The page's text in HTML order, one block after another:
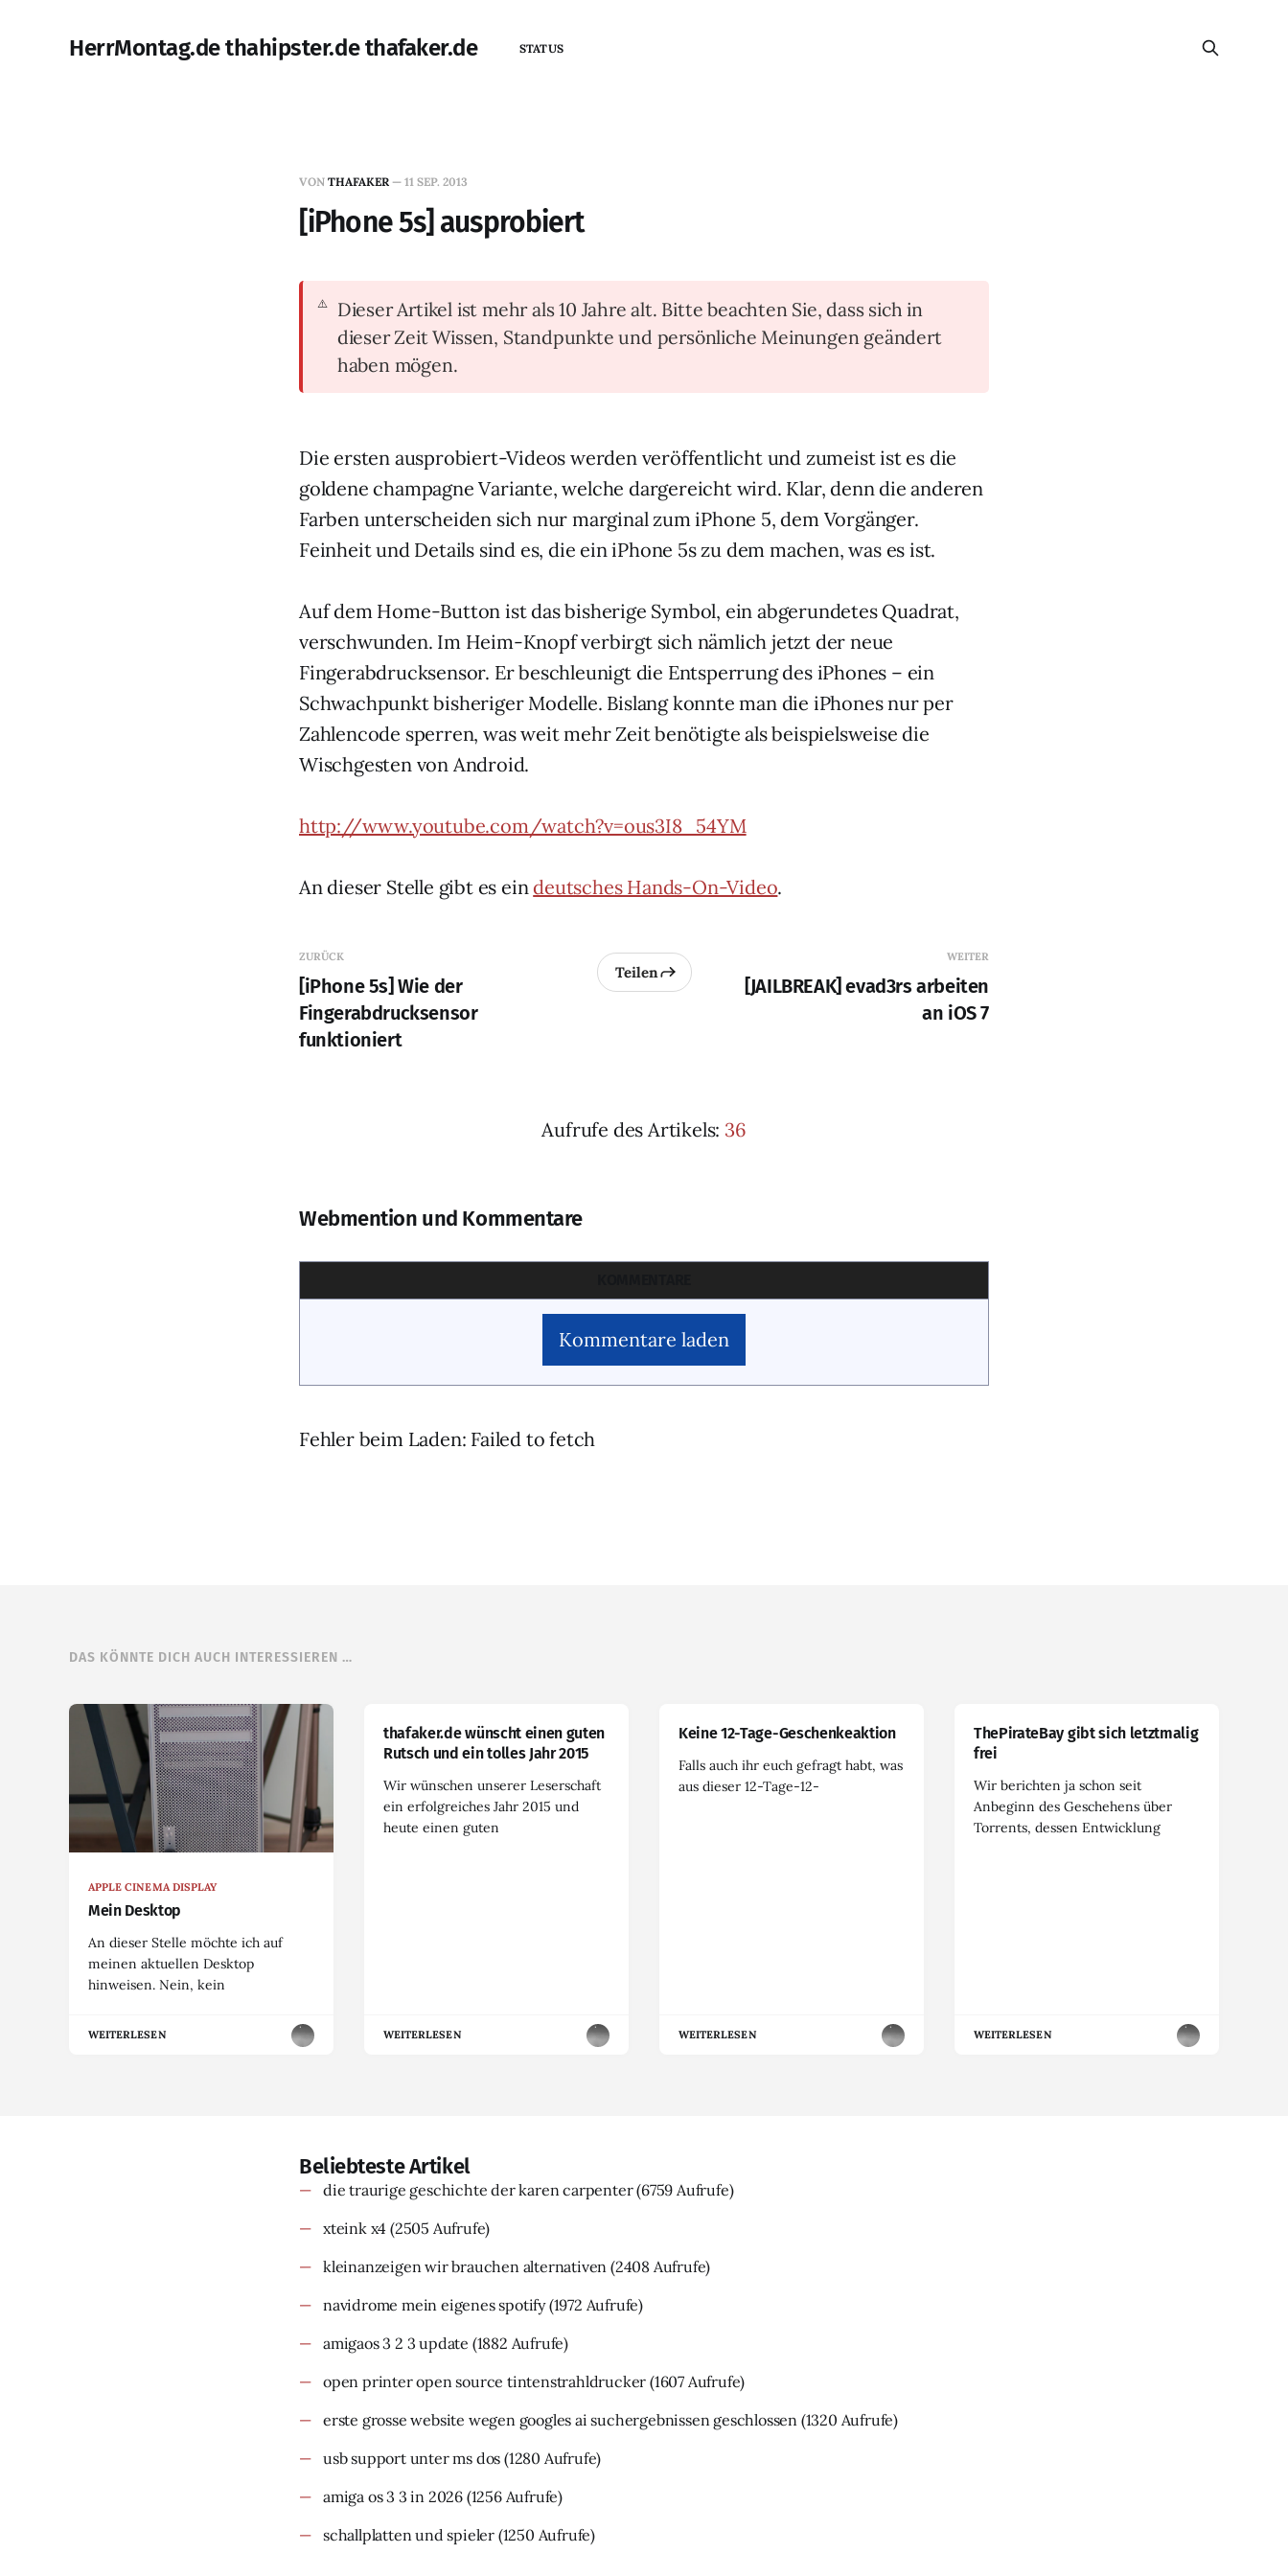
HerrMontag.de thahipster.de thafaker.de STATUS
VON THAFAKER — 11 SEP. 2013
[iPhone 5s] ausprobiert
Dieser Artikel ist mehr als 10 Jahre alt. Bitte beachten Sie, dass sich in
dieser Zeit Wissen, Standpunkte und persönliche Meinungen geändert
haben mögen.
Die ersten ausprobiert-Videos werden veröffentlicht und zumeist ist es die
goldene champagne Variante, welche dargereicht wird. Klar, denn die anderen
Farben unterscheiden sich nur marginal zum iPhone 5, dem Vorgänger.
Feinheit und Details sind es, die ein iPhone 5s zu dem machen, was es ist.
Auf dem Home-Button ist das bisherige Symbol, ein abgerundetes Quadrat,
verschwunden. Im Heim-Knopf verbirgt sich nämlich jetzt der neue
Fingerabdrucksensor. Er beschleunigt die Entsperrung des iPhones – ein
Schwachpunkt bisheriger Modelle. Bislang konnte man die iPhones nur per
Zahlencode sperren, was weit mehr Zeit benötigte als beispielsweise die
Wischgesten von Android.
http://www.youtube.com/watch?v=ous3I8_54YM
An dieser Stelle gibt es eindeutsches Hands-On-Video.
ZURÜCK
[iPhone 5s] Wie der
Fingerabdrucksensor
funktioniert
Teilen
WEITER
[JAILBREAK] evad3rs arbeiten
an iOS 7
Aufrufe des Artikels: 36
Webmention und Kommentare
Kommentare laden
Fehler beim Laden: Failed to fetch
DAS KÖNNTE DICH AUCH INTERESSIEREN …
APPLE CINEMA DISPLAY
Mein Desktop
An dieser Stelle möchte ich auf
meinen aktuellen Desktop
hinweisen. Nein, kein
WEITERLESEN
thafaker.de wünscht einen guten
Rutsch und ein tolles Jahr 2015
Wir wünschen unserer Leserschaft
ein erfolgreiches Jahr 2015 und
heute einen guten
WEITERLESEN
Keine 12-Tage-Geschenkeaktion
Falls auch ihr euch gefragt habt, was
aus dieser 12-Tage-12-
WEITERLESEN
ThePirateBay gibt sich letztmalig
frei
Wir berichten ja schon seit
Anbeginn des Geschehens über
Torrents, dessen Entwicklung
WEITERLESEN
Beliebteste Artikel
die traurige geschichte der karen carpenter(6759 Aufrufe)
xteink x4 (2505 Aufrufe)
kleinanzeigen wir brauchen alternativen (2408 Aufrufe)
navidrome mein eigenes spotify(1972 Aufrufe)
amigaos 3 2 3 update (1882 Aufrufe)
open printer open source tintenstrahldrucker (1607 Aufrufe)
erste grosse website wegen googles ai suchergebnissen geschlossen (1320 Aufrufe)
usb support unter ms dos (1280 Aufrufe)
amiga os 3 3 in 2026 (1256 Aufrufe)
schallplatten und spieler (1250 Aufrufe)